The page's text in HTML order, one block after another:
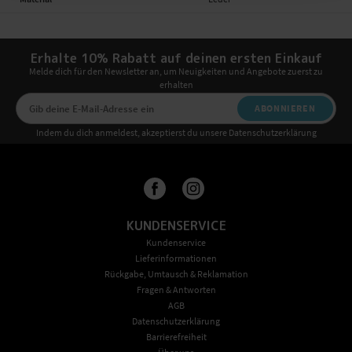
Erhalte 10% Rabatt auf deinen ersten Einkauf
Melde dich für den Newsletter an, um Neuigkeiten und Angebote zuerst zu
erhalten
ABONNIEREN
Indem du dich anmeldest, akzeptierst du unsere Datenschutzerklärung
KUNDENSERVICE
Kundenservice
Lieferinformationen
Rückgabe, Umtausch & Reklamation
Fragen & Antworten
AGB
Datenschutzerklärung
Barrierefreiheit